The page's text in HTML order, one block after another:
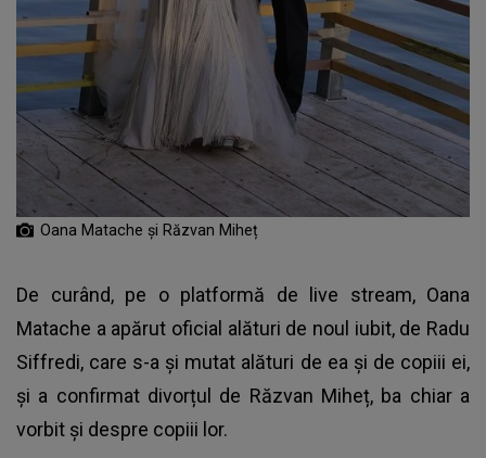
Oana Matache și Răzvan Miheț
De curând, pe o platformă de live stream, Oana
Matache a apărut oficial alături de noul iubit, de Radu
Siffredi, care s-a și mutat alături de ea și de copiii ei,
și a confirmat divorțul de Răzvan Miheț, ba chiar a
vorbit și despre copiii lor.